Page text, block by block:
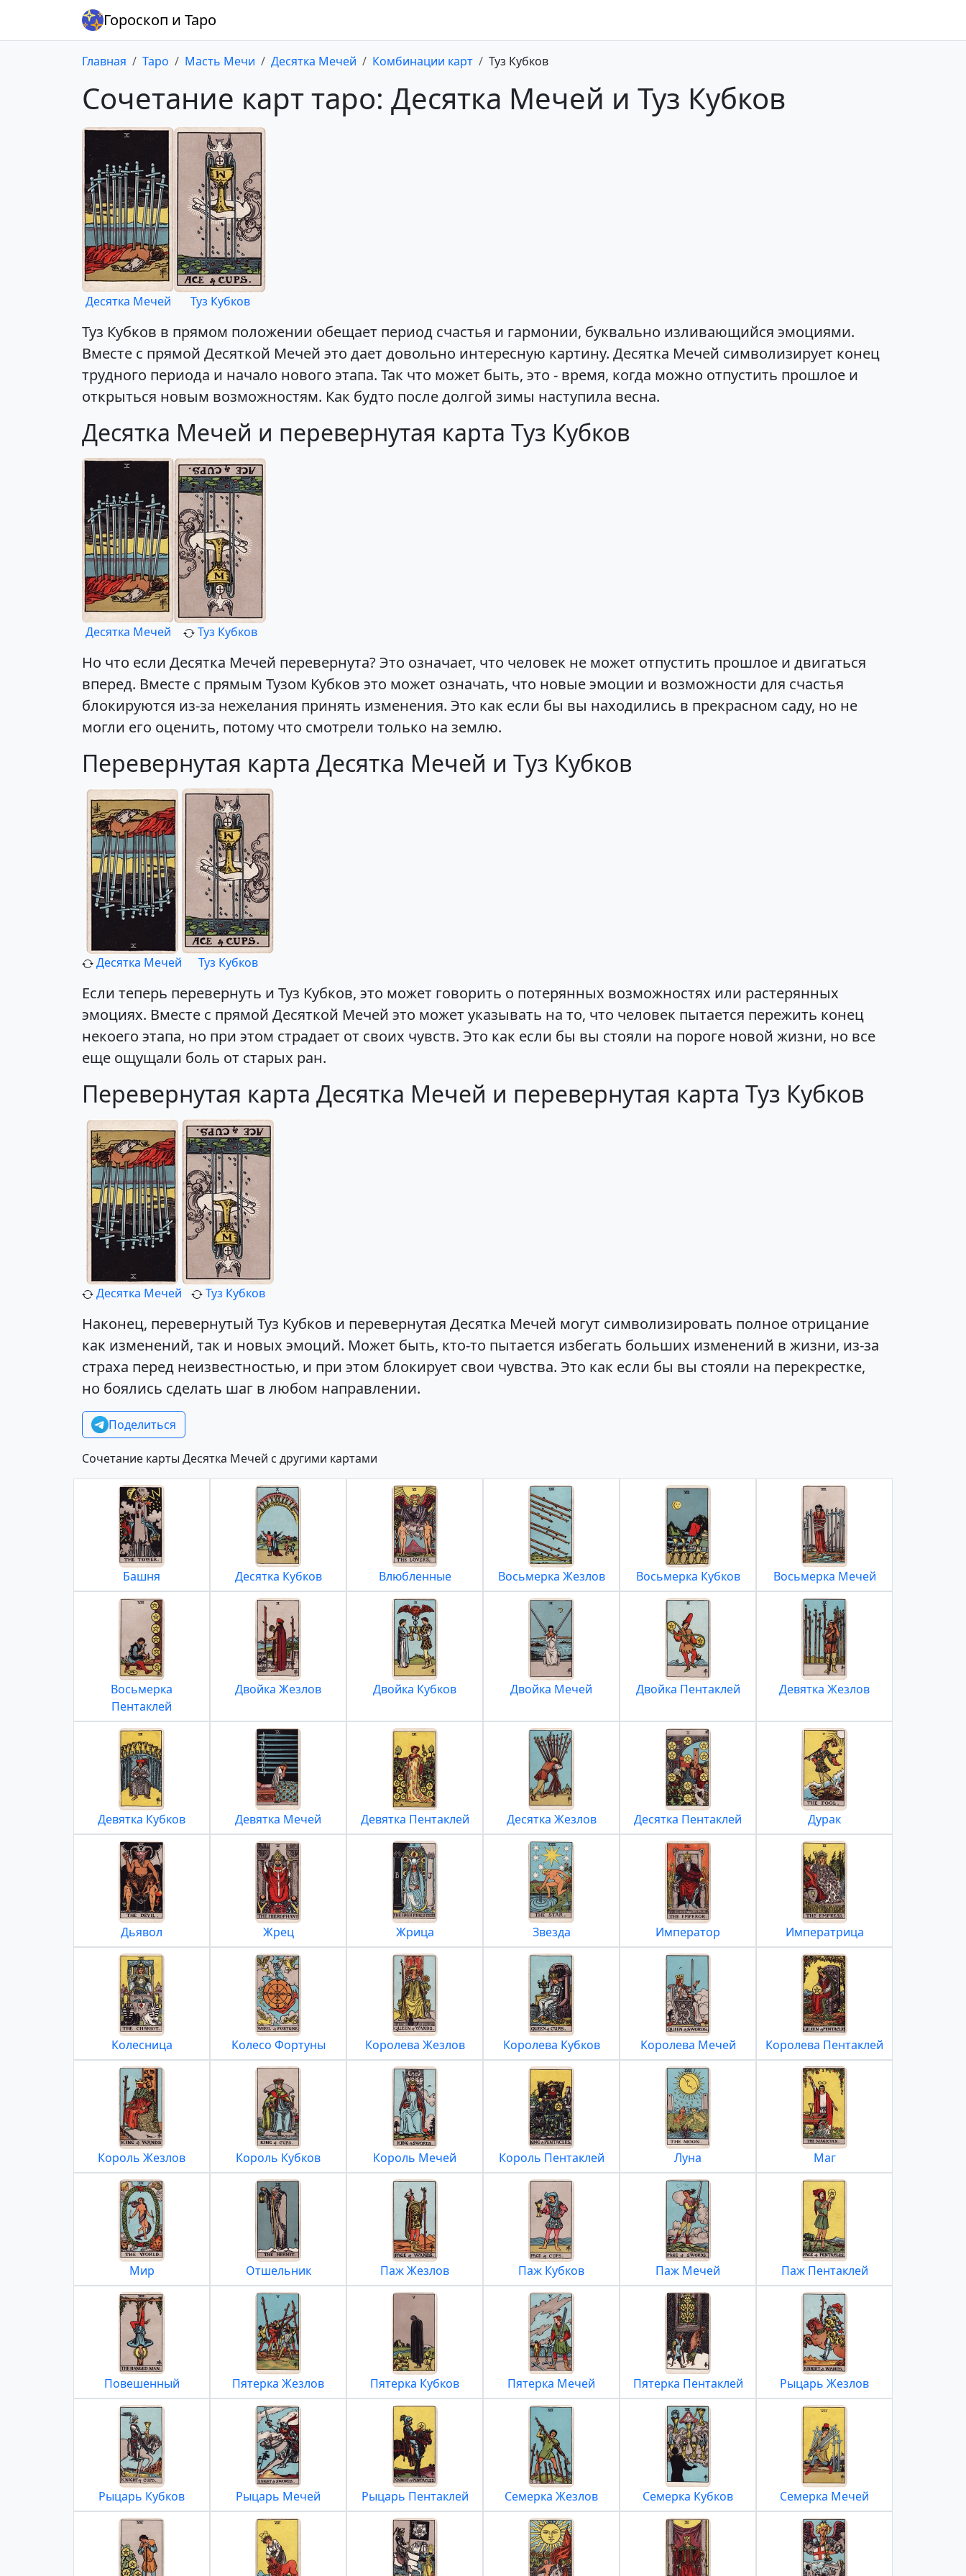
Гороскоп и Таро
Главная Таро Масть Мечи Десятка Мечей Комбинации карт Туз Кубков
Сочетание карт таро: Десятка Мечей и Туз Кубков
Десятка Мечей Туз Кубков
Туз Кубков в прямом положении обещает период счастья и гармонии, буквально изливающийся эмоциями.
Вместе с прямой Десяткой Мечей это дает довольно интересную картину. Десятка Мечей символизирует конец
трудного периода и начало нового этапа. Так что может быть, это - время, когда можно отпустить прошлое и
открыться новым возможностям. Как будто после долгой зимы наступила весна.
Десятка Мечей и перевернутая карта Туз Кубков
Десятка Мечей Туз Кубков
Но что если Десятка Мечей перевернута? Это означает, что человек не может отпустить прошлое и двигаться
вперед. Вместе с прямым Тузом Кубков это может означать, что новые эмоции и возможности для счастья
блокируются из-за нежелания принять изменения. Это как если бы вы находились в прекрасном саду, но не
могли его оценить, потому что смотрели только на землю.
Перевернутая карта Десятка Мечей и Туз Кубков
Десятка Мечей Туз Кубков
Если теперь перевернуть и Туз Кубков, это может говорить о потерянных возможностях или растерянных
эмоциях. Вместе с прямой Десяткой Мечей это может указывать на то, что человек пытается пережить конец
некоего этапа, но при этом страдает от своих чувств. Это как если бы вы стояли на пороге новой жизни, но все
еще ощущали боль от старых ран.
Перевернутая карта Десятка Мечей и перевернутая карта Туз Кубков
Десятка Мечей Туз Кубков
Наконец, перевернутый Туз Кубков и перевернутая Десятка Мечей могут символизировать полное отрицание
как изменений, так и новых эмоций. Может быть, кто-то пытается избегать больших изменений в жизни, из-за
страха перед неизвестностью, и при этом блокирует свои чувства. Это как если бы вы стояли на перекрестке,
но боялись сделать шаг в любом направлении.
Поделиться
Сочетание карты Десятка Мечей с другими картами
Башня Десятка Кубков Влюбленные Восьмерка Жезлов Восьмерка Кубков Восьмерка Мечей
Восьмерка
Пентаклей
Двойка Жезлов Двойка Кубков Двойка Мечей Двойка Пентаклей Девятка Жезлов
Девятка Кубков Девятка Мечей Девятка Пентаклей Десятка Жезлов Десятка Пентаклей Дурак
Дьявол Жрец Жрица Звезда Император Императрица
Колесница Колесо Фортуны Королева Жезлов Королева Кубков Королева Мечей Королева Пентаклей
Король Жезлов Король Кубков Король Мечей Король Пентаклей Луна Маг
Мир Отшельник Паж Жезлов Паж Кубков Паж Мечей Паж Пентаклей
Повешенный Пятерка Жезлов Пятерка Кубков Пятерка Мечей Пятерка Пентаклей Рыцарь Жезлов
Рыцарь Кубков Рыцарь Мечей Рыцарь Пентаклей Семерка Жезлов Семерка Кубков Семерка Мечей